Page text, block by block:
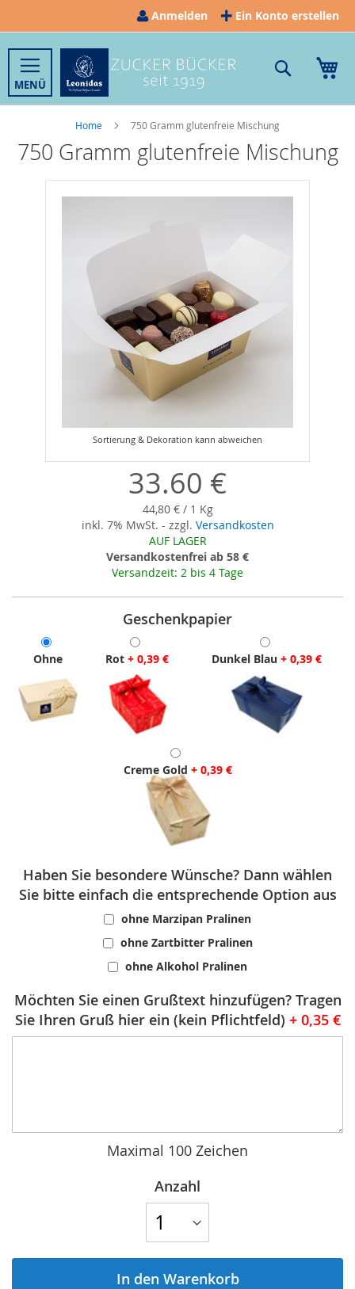
zum
Inhalt
Anmelden Ein Konto erstellen
Suche
Home 750 Gramm glutenfreie Mischung
750 Gramm glutenfreie Mischung
Bildergalerie
springen
der
33.60 €
44,80 € / 1 Kg
inkl. 7% MwSt. - zzgl. Versandkosten
AUF LAGER
Versandkostenfrei ab 58 €
Versandzeit: 2 bis 4 Tage
Geschenkpapier
Ohne Rot + 0,39 € Dunkel Blau + 0,39 €
Creme Gold + 0,39 €
Haben Sie besondere Wünsche? Dann wählen
Sie bitte einfach die entsprechende Option aus
ohne Marzipan Pralinen
ohne Zartbitter Pralinen
ohne Alkohol Pralinen
Möchten Sie einen Grußtext hinzufügen? Tragen
Sie Ihren Gruß hier ein (kein Pflichtfeld) + 0,35 €
Maximal 100 Zeichen
Anzahl
In den Warenkorb